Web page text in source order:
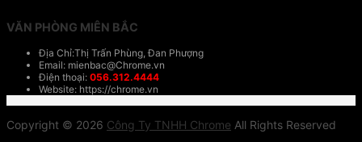
VĂN PHÒNG MIÊN BẮC
Địa Chỉ:Thị Trấn Phùng, Đan Phượng
Email: mienbac@Chrome.vn
Điện thoại: 056.312.4444
Website: https://chrome.vn
Copyright © 2026 Công Ty TNHH Chrome All Rights Reserved